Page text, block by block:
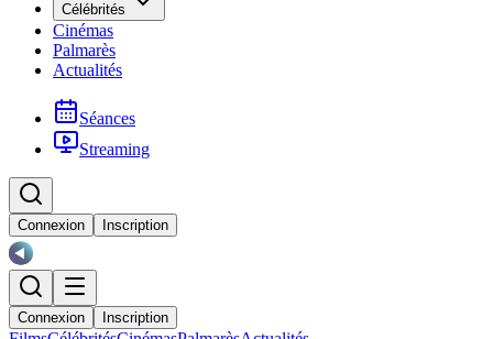
Célébrités
Cinémas
Palmarès
Actualités
Séances
Streaming
Connexion Inscription
Connexion Inscription